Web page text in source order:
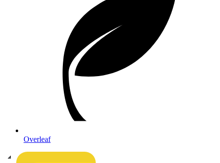
Overleaf